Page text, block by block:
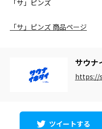
「サ」ピンズ
「サ」ピンズ 商品ページ
サウナ
https://
ツイートする